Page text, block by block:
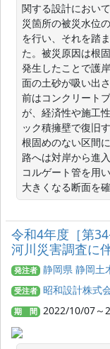
関する設計におい
災箇所の被災水位
を行い、それを踏
た。被災原因は根
発生したことで護
面の土砂が吸い出
前はコンクリート
が、経済性や施工
ック積擁壁で復旧
根固めのない区間
路へは対岸から進
コルゲート管を用
大きくなる断面を確
令和4年度［第
河川災害調査に
発注者 静岡県 静岡土
受注者 昭和設計株式
期 間 2022/10/07～